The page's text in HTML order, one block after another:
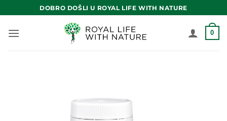
to
content
DOBRO DOŠLI U ROYAL LIFE WITH NATURE
0